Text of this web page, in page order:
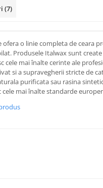
(7)
o linie completa de ceara
Produsele Italwax sunt
cele mai înalte cerinte ale
si a supravegherii stricte de
purificata sau rasina
mai înalte standarde